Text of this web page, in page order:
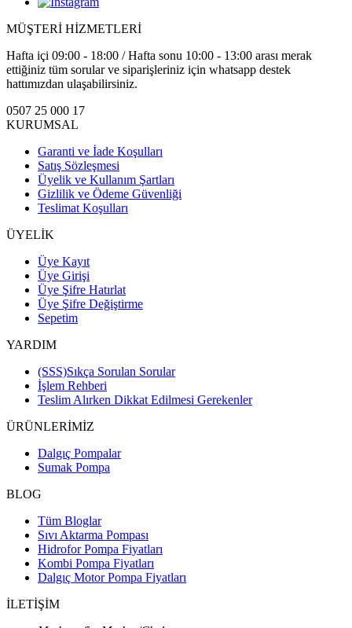
MÜŞTERİ HİZMETLERİ
Hafta içi 09:00 - 18:00 / Hafta sonu 10:00 - 13:00 arası merak
ettiğiniz tüm sorular ve siparişleriniz için whatsapp destek
hattımızdan ulaşabilirsiniz.
0507 25 000 17
KURUMSAL
Garanti ve İade Koşulları
Satış Sözleşmesi
Üyelik ve Kullanım Şartları
Gizlilik ve Ödeme Güvenliği
Teslimat Koşulları
ÜYELİK
Üye Kayıt
Üye Girişi
Üye Şifre Hatırlat
Üye Şifre Değiştirme
Sepetim
YARDIM
(SSS)Sıkça Sorulan Sorular
İşlem Rehberi
Teslim Alırken Dikkat Edilmesi Gerekenler
ÜRÜNLERİMİZ
Dalgıç Pompalar
Sumak Pompa
BLOG
Tüm Bloglar
Sıvı Aktarma Pompası
Hidrofor Pompa Fiyatları
Kombi Pompa Fiyatları
Dalgıç Motor Pompa Fiyatları
İLETİŞİM